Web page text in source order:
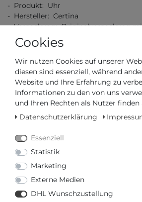
- Produkt: Uhr
- Hersteller: Certina
- Verpackung: Originalverpackung
- Schließe: Dornschließe
- Garantie: 2 Jahre Garantie
TECHNISCHE DATEN
- Durchmesser (ohne Krone) in mm /
- Wasserdicht bis (bar): 20,00
- Gewicht in g / unzen: 110,00 / 3,88
Cookies
Wir nutzen Cookies auf unserer
diesen sind essenziell, während
Website und Ihre Erfahrung zu
Informationen zu den von uns
und Ihren Rechten als Nutzer finden
Datenschutzerklärung
Essenziell
Statistik
Marketing
Externe Medien
DHL Wunschzustellung